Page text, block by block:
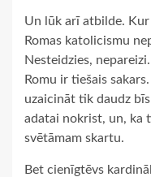
Un lūk arī atbilde.
Romas katolicismu
Nesteidzies,
Romu ir tiešais
uzaicināt tik daudz
adatai nokrist, un, ka
svētāmam skartu.
Bet cienīgtēvs